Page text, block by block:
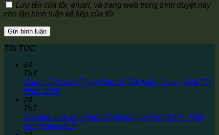
Lưu tên của tôi, email, và trang web trong trình duyệt này
cho lần bình luận kế tiếp của tôi.
TIN TỨC
24
Th7
Cung Cấp Lưới Thép Hàn D5 Tại Miền Nam – Giá Tốt
Nhất 2026
24
Th7
So sánh lưới thép hàn đổ bê tông và lưới B40 – Nên
dùng loại nào?